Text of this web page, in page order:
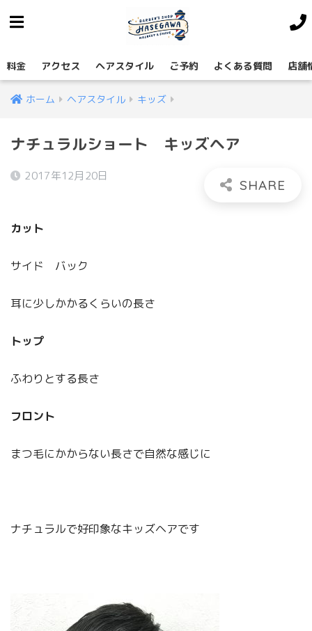
料金 アクセス ヘアスタイル ご予約 よくある質問 店舗
ホーム ヘアスタイル キッズ
ナチュラルショート キッズヘア
2017年12月20日
カット
サイド バック
耳に少しかかるくらいの長さ
トップ
ふわりとする長さ
フロント
まつ毛にかからない長さで自然な感じに
ナチュラルで好印象なキッズヘアです